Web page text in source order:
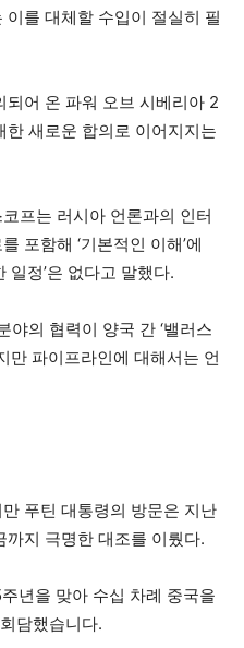
를 대체할 수입이 절실히 필
어 온 파워 오브 시베리아 2
새로운 합의로 이어지지는
프는 러시아 언론과의 인터
포함해 ‘기본적인 이해’에
일정’은 없다고 말했다.
야의 협력이 양국 간 ‘밸러스
만 파이프라인에 대해서는 언
푸틴 대통령의 방문은 지난
지 극명한 대조를 이뤘다.
년을 맞아 수십 차례 중국을
담했습니다.